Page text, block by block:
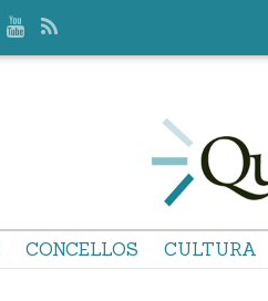
CONCELLOS CULTURA